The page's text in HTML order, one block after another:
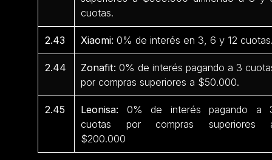
cuotas.
2.43 Xiaomi: 0% de interés en 3, 6 y 12
2.44 Zonafit: 0% de interés pagando a 3
por compras superiores a $50.000.
2.45 Leonisa: 0% de interés pagando a
cuotas por compras superiores
$200.000